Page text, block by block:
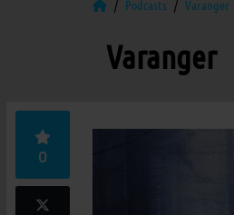
Podcasts Varanger
Varanger
0